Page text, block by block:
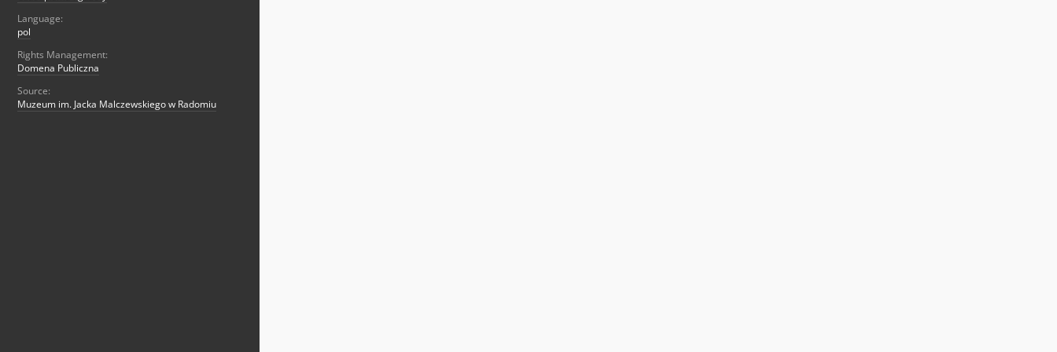
Language:
pol
Rights Management:
Domena Publiczna
Source:
Muzeum im. Jacka Malczewskiego w Radomiu